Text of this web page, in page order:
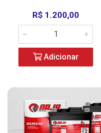
R$ 1.200,00
Adicionar